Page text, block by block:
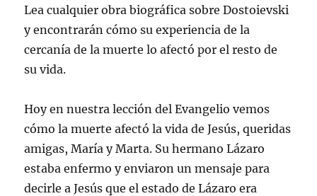
Lea cualquier obra biográfica sobre Dostoievski
y encontrarán cómo su experiencia de la
cercanía de la muerte lo afectó por el resto de
su vida.
Hoy en nuestra lección del Evangelio vemos
cómo la muerte afectó la vida de Jesús, queridas
amigas, María y Marta. Su hermano Lázaro
estaba enfermo y enviaron un mensaje para
decirle a Jesús que el estado de Lázaro era